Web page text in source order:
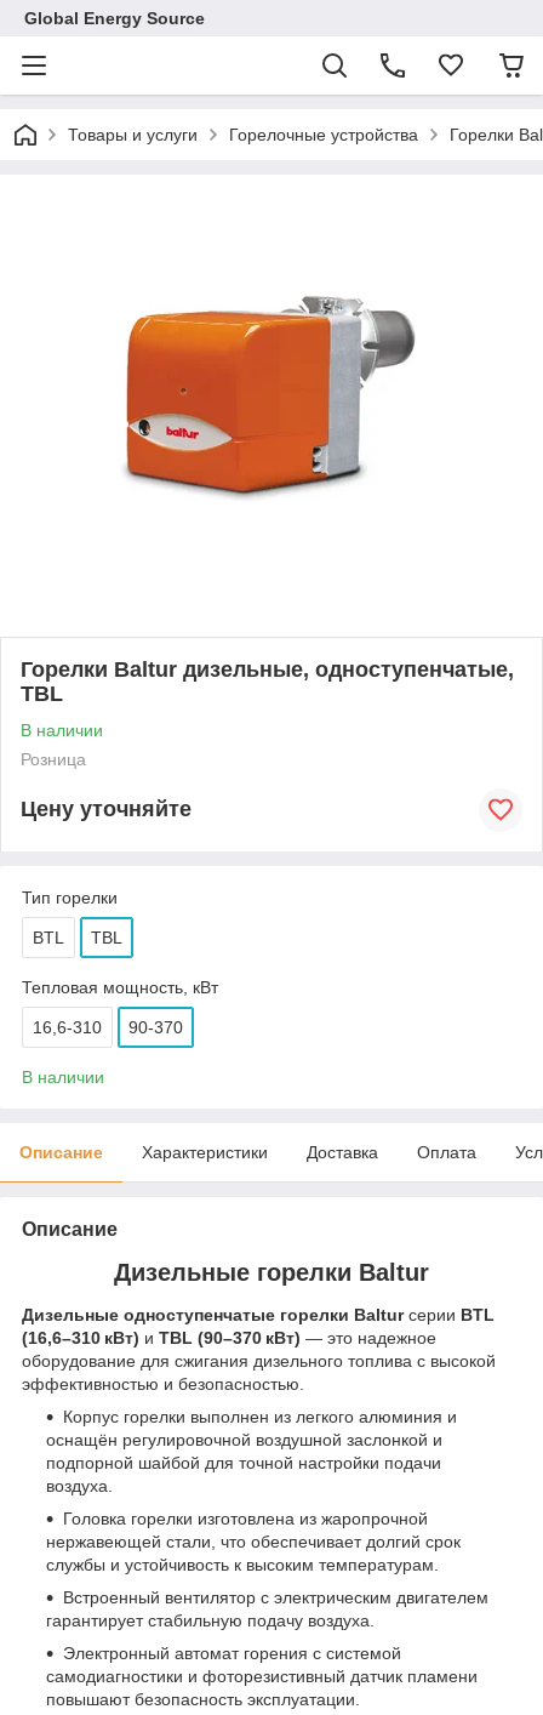
Global Energy Source
Товары и услуги Горелочные устройства Горелки
Горелки Baltur дизельные, одноступенчатые,
TBL
В наличии
Розница
Цену уточняйте
Тип горелки
BTL TBL
Тепловая мощность, кВт
16,6-310 90-370
В наличии
Описание Характеристики Доставка Оплата
Описание
Дизельные горелки Baltur
Дизельные одноступенчатые горелки Balturсерии BTL
(16,6–310 кВт) и TBL (90–370 кВт) — это надежное
оборудование для сжигания дизельного топлива с высокой
эффективностью и безопасностью.
Корпус горелки выполнен из легкого алюминия и
оснащён регулировочной воздушной заслонкой и
подпорной шайбой для точной настройки подачи
воздуха.
Головка горелки изготовлена из жаропрочной
нержавеющей стали, что обеспечивает долгий срок
службы и устойчивость к высоким температурам.
Встроенный вентилятор с электрическим двигателем
гарантирует стабильную подачу воздуха.
Электронный автомат горения с системой
самодиагностики и фоторезистивный датчик пламени
повышают безопасность эксплуатации.